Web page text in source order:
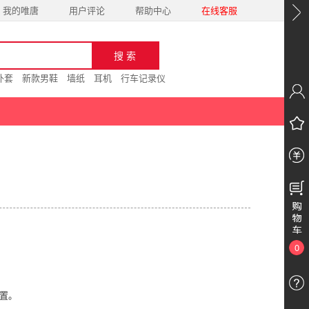
我的唯唐 用户评论 帮助中心 在线客服
套 新款男鞋 墙纸 耳机 行车记录仪
。
0